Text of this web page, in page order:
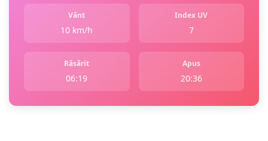
Vânt
10 km/h
Index UV
7
Răsărit
06:19
Apus
20:36